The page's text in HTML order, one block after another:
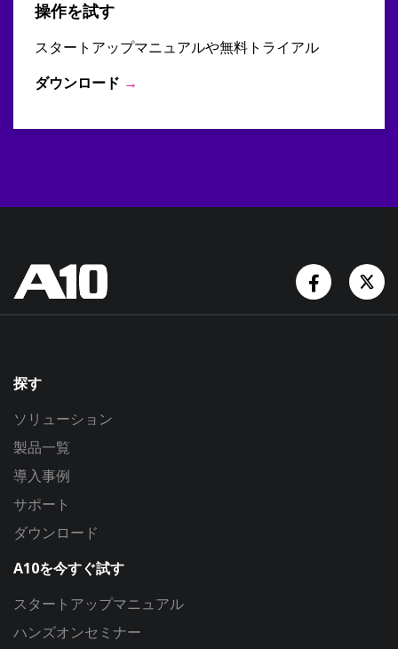
操作を試す
スタートアップマニュアルや無料トライアル
ダウンロード →
探す
ソリューション
製品一覧
導入事例
サポート
ダウンロード
A10を今すぐ試す
スタートアップマニュアル
ハンズオンセミナー